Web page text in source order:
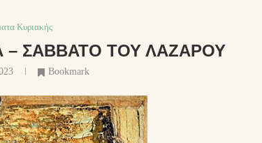
Κυριακής
– ΣΆΒΒΑΤΟ ΤΟΥ ΛΑΖΆΡΟΥ
Bookmark